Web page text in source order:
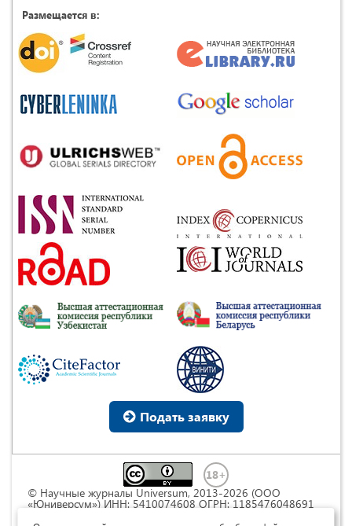
Размещается в:
Подать заявку
© Научные журналы Universum, 2013-2026 (ООО
«Юниверсум») ИНН: 5410074608 ОГРН: 1185476048691